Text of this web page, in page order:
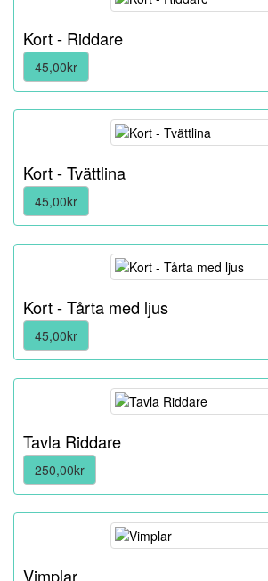
Kort - Riddare
45,00kr
Kort - Tvättlina
45,00kr
Kort - Tårta med ljus
45,00kr
Tavla Riddare
250,00kr
Vimplar